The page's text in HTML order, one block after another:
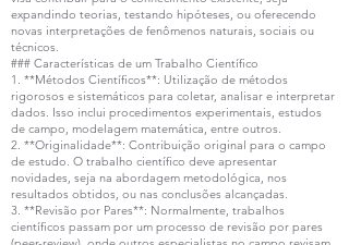
expandindo teorias, testando hipóteses, ou oferecendo
novas interpretações de fenômenos naturais, sociais ou
técnicos.
### Características de um Trabalho Científico
1. **Métodos Científicos**: Utilização de métodos
rigorosos e sistemáticos para coletar, analisar e interpretar
dados. Isso inclui procedimentos experimentais, estudos
de campo, modelagem matemática, entre outros.
2. **Originalidade**: Contribuição original para o campo
de estudo. O trabalho científico deve apresentar
novidades, seja na abordagem metodológica, nos
resultados obtidos, ou nas conclusões alcançadas.
3. **Revisão por Pares**: Normalmente, trabalhos
científicos passam por um processo de revisão por pares